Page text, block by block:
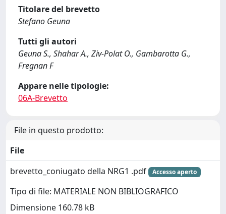
Titolare del brevetto
Stefano Geuna
Tutti gli autori
Geuna S., Shahar A., Ziv-Polat O., Gambarotta G.,
Fregnan F
Appare nelle tipologie:
06A-Brevetto
File in questo prodotto:
File
brevetto_coniugato della NRG1 .pdf
Accesso aperto
Tipo di file: MATERIALE NON BIBLIOGRAFICO
Dimensione 160.78 kB